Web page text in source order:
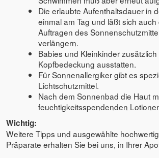
Die erlaubte Aufenthaltsdauer in
einmal am Tag und läßt sich
Auftragen des
verlängern.
Babies und Kleinkinder zusätzlich
Kopfbedeckung ausstatten.
Für Sonnenallergiker gibt es
Lichtschutzmittel.
Nach dem Sonnenbad die Haut
feuchtigkeitsspendenden
Wichtig:
Weitere Tipps und ausgewählte
Präparate erhalten Sie bei uns, in Ihrer